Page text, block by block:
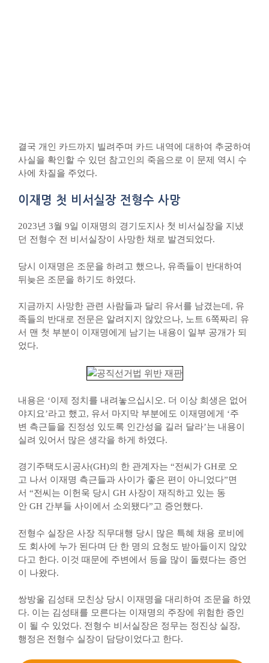
결국 개인 카드까지 빌려주며 카드 내역에 대하여 추궁하여
사실을 확인할 수 있던 참고인의 죽음으로 이 문제 역시 수
사에 차질을 주었다.
이재명 첫 비서실장 전형수 사망
2023년 3월 9일 이재명의 경기도지사 첫 비서실장을 지냈
던 전형수 전 비서실장이 사망한 채로 발견되었다.
당시 이재명은 조문을 하려고 했으나, 유족들이 반대하여
뒤늦은 조문을 하기도 하였다.
지금까지 사망한 관련 사람들과 달리 유서를 남겼는데, 유
족들의 반대로 전문은 알려지지 않았으나, 노트 6쪽짜리 유
서 맨 첫 부분이 이재명에게 남기는 내용이 일부 공개가 되
었다.
내용은 ‘이제 정치를 내려놓으십시오. 더 이상 희생은 없어
야지요’라고 했고, 유서 마지막 부분에도 이재명에게 ‘주
변 측근들을 진정성 있도록 인간성을 길러 달라’는 내용이
실려 있어서 많은 생각을 하게 하였다.
경기주택도시공사(GH)의 한 관계자는 “전씨가 GH로 오
고 나서 이재명 측근들과 사이가 좋은 편이 아니었다”면
서 “전씨는 이헌욱 당시 GH 사장이 재직하고 있는 동
안 GH 간부들 사이에서 소외됐다”고 증언했다.
전형수 실장은 사장 직무대행 당시 많은 특혜 채용 로비에
도 회사에 누가 된다며 단 한 명의 요청도 받아들이지 않았
다고 한다. 이것 때문에 주변에서 등을 많이 돌렸다는 증언
이 나왔다.
쌍방울 김성태 모친상 당시 이재명을 대리하여 조문을 하였
다. 이는 김성태를 모른다는 이재명의 주장에 위험한 증인
이 될 수 있었다. 전형수 비서실장은 정무는 정진상 실장,
행정은 전형수 실장이 담당이었다고 한다.